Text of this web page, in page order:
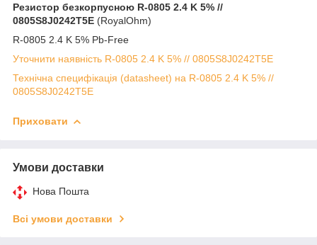
Резистор безкорпусною R-0805 2.4 K 5% //
0805S8J0242T5E (RoyalOhm)
R-0805 2.4 K 5% Pb-Free
Уточнити наявність R-0805 2.4 K 5% // 0805S8J0242T5E
Технічна специфікація (datasheet) на R-0805 2.4 K 5% //
0805S8J0242T5E
Приховати
Умови доставки
Нова Пошта
Всі умови доставки